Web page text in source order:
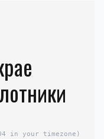
in your timezone)